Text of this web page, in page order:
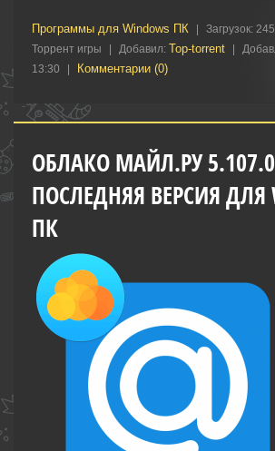
Программы для Windows ПК Загрузок:
Торрент игры
Добавил: Top-torrent
13:30
Комментарии (0)
ОБЛАКО МАЙЛ.РУ 5.107.0
ПОСЛЕДНЯЯ ВЕРСИЯ ДЛЯ
ПК